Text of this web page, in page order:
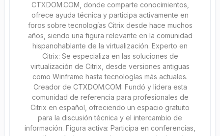
CTXDOM.COM, donde comparte conocimientos,
ofrece ayuda técnica y participa activamente en
foros sobre tecnologías Citrix desde hace muchos
años, siendo una figura relevante en la comunidad
hispanohablante de la virtualización. Experto en
Citrix: Se especializa en las soluciones de
virtualización de Citrix, desde versiones antiguas
como Winframe hasta tecnologías más actuales.
Creador de CTXDOM.COM: Fundó y lidera esta
comunidad de referencia para profesionales de
Citrix en español, ofreciendo un espacio gratuito
para la discusión técnica y el intercambio de
información. Figura activa: Participa en conferencias,